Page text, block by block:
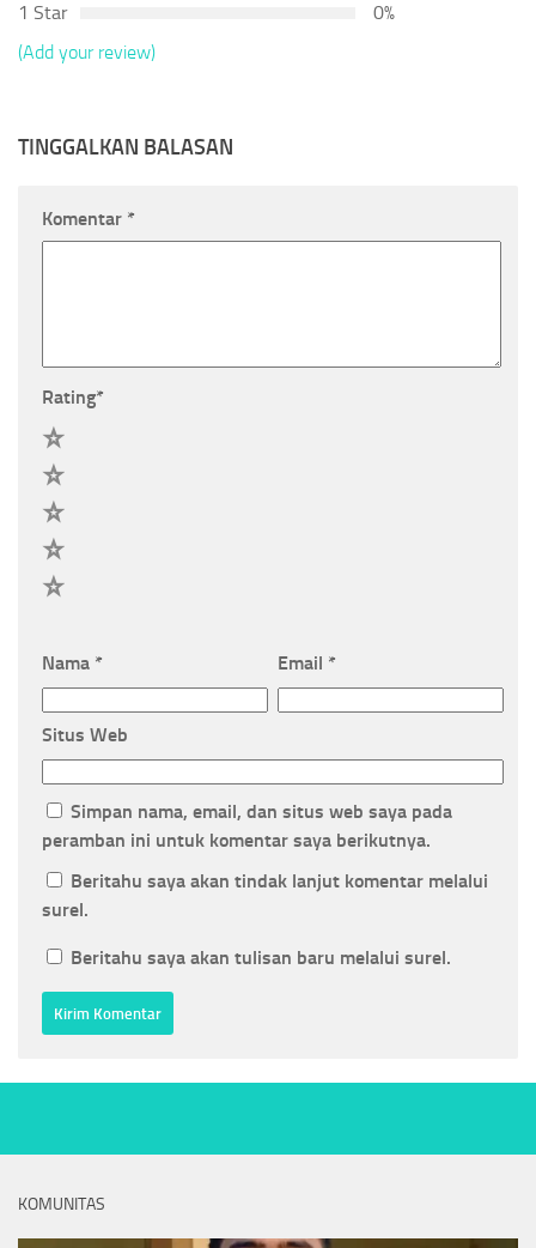
1 Star
0%
(Add your review)
TINGGALKAN BALASAN
Komentar *
Rating*
Nama * Email *
Situs Web
Simpan nama, email, dan situs web saya pada
peramban ini untuk komentar saya berikutnya.
Beritahu saya akan tindak lanjut komentar melalui
surel.
Beritahu saya akan tulisan baru melalui surel.
KOMUNITAS